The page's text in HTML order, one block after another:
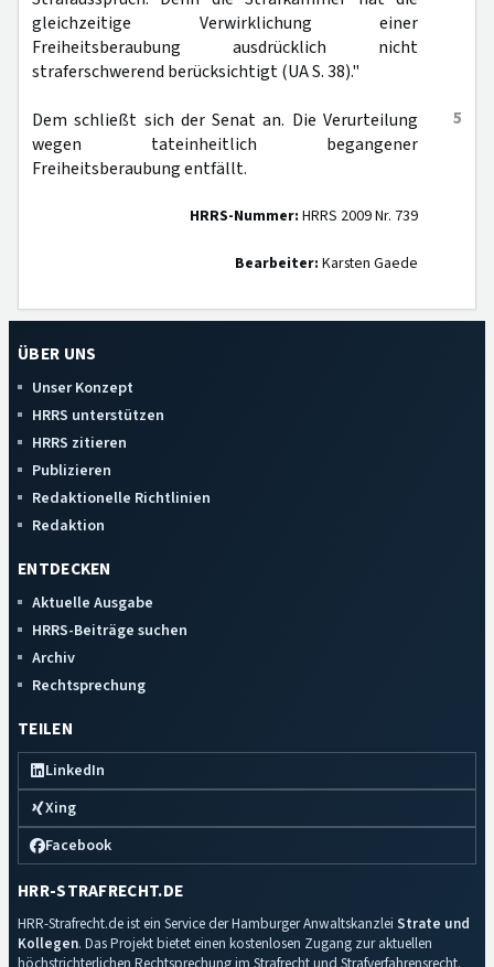
gleichzeitige Verwirklichung einer
Freiheitsberaubung ausdrücklich nicht
straferschwerend berücksichtigt (UA S. 38)."
5
Dem schließt sich der Senat an. Die Verurteilung
wegen tateinheitlich begangener
Freiheitsberaubung entfällt.
HRRS-Nummer: HRRS 2009 Nr. 739
Bearbeiter: Karsten Gaede
ÜBER UNS
Unser Konzept
HRRS unterstützen
HRRS zitieren
Publizieren
Redaktionelle Richtlinien
Redaktion
ENTDECKEN
Aktuelle Ausgabe
HRRS-Beiträge suchen
Archiv
Rechtsprechung
TEILEN
LinkedIn
Xing
Facebook
HRR-STRAFRECHT.DE
HRR-Strafrecht.de ist ein Service der Hamburger Anwaltskanzlei Strate und
Kollegen. Das Projekt bietet einen kostenlosen Zugang zur aktuellen